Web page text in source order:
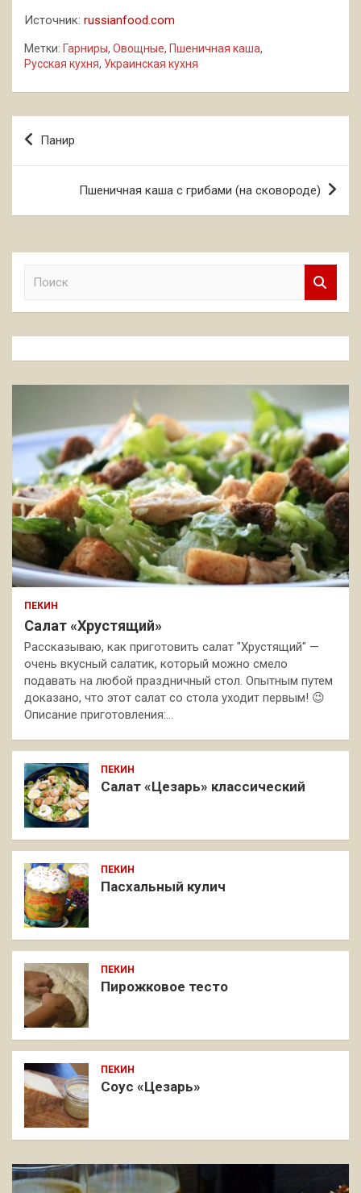
Источник: russianfood.com
Метки: Гарниры, Овощные, Пшеничная каша,
Русская кухня, Украинская кухня
Навигация
записям
Панир
Пшеничная каша с грибами (на сковороде)
к
ПЕКИН
Салат «Хрустящий»
Рассказываю, как приготовить салат "Хрустящий" —
очень вкусный салатик, который можно смело
подавать на любой праздничный стол. Опытным путем
доказано, что этот салат со стола уходит первым! 😉
Описание приготовления:…
ПЕКИН
Салат «Цезарь» классический
ПЕКИН
Пасхальный кулич
ПЕКИН
Пирожковое тесто
ПЕКИН
Соус «Цезарь»